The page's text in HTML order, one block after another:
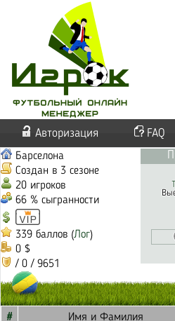
Авторизация FAQ
Барселона
Создан в 3 сезоне
20 игроков
66 % сыгранности
339 баллов (Лог)
0 $
/ 0 / 9651
# Имя и Фамилия